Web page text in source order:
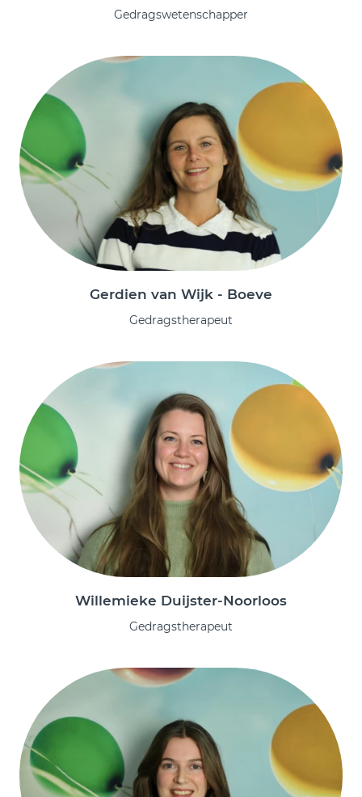
Gedragswetenschapper
Gerdien van Wijk - Boeve
Gedragstherapeut
Willemieke Duijster-Noorloos
Gedragstherapeut